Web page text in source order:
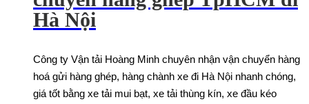
Hà Nội
Công ty Vận tải Hoàng Minh chuyên nhận vận chuyển hàng
hoá gửi hàng ghép, hàng chành xe đi Hà Nội nhanh chóng,
giá tốt bằng xe tải mui bạt, xe tải thùng kín, xe đầu kéo